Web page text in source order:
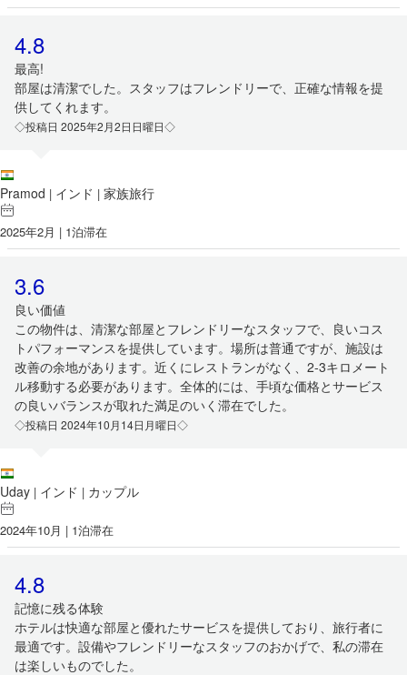
4.8
最高!
部屋は清潔でした。スタッフはフレンドリーで、正確な情報を提
供してくれます。
◇投稿日 2025年2月2日日曜日◇
Pramod | インド | 家族旅行
2025年2月 | 1泊滞在
3.6
良い価値
この物件は、清潔な部屋とフレンドリーなスタッフで、良いコス
トパフォーマンスを提供しています。場所は普通ですが、施設は
改善の余地があります。近くにレストランがなく、2-3キロメート
ル移動する必要があります。全体的には、手頃な価格とサービス
の良いバランスが取れた満足のいく滞在でした。
◇投稿日 2024年10月14日月曜日◇
Uday | インド | カップル
2024年10月 | 1泊滞在
4.8
記憶に残る体験
ホテルは快適な部屋と優れたサービスを提供しており、旅行者に
最適です。設備やフレンドリーなスタッフのおかげで、私の滞在
は楽しいものでした。